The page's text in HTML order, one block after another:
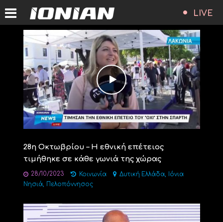
LIVE
28η Οκτωβρίου – Η εθνική επέτειος
τιμήθηκε σε κάθε γωνιά της χώρας
28/10/2023 Κοινωνία Δυτική Ελλάδα, Ιόνια
Νησιά, Πελοπόννησος